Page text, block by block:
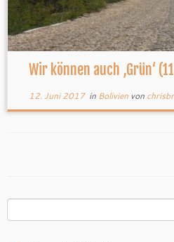
Wir können auch ‚Grün‘
12. Juni 2017in Bolivien von
nach: